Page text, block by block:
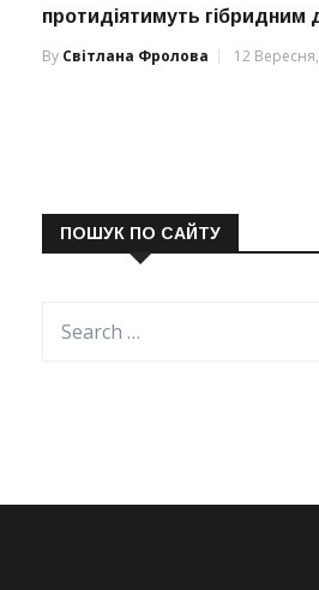
протидіятимуть гібридним
By Світлана Фролова 12
ПОШУК ПО САЙТУ